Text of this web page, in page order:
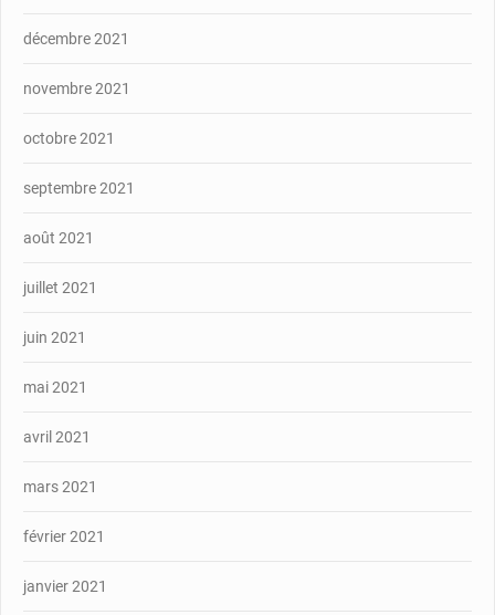
décembre 2021
novembre 2021
octobre 2021
septembre 2021
août 2021
juillet 2021
juin 2021
mai 2021
avril 2021
mars 2021
février 2021
janvier 2021